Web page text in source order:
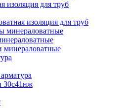
изоляция для труб
изоляция для труб
минераловатные
минераловатные
30с41нж